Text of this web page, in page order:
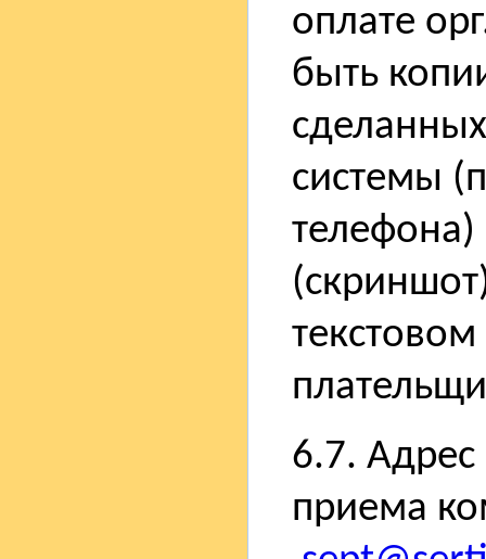
оплате
быть
системы
телефона)
6.7. Адрес
приема